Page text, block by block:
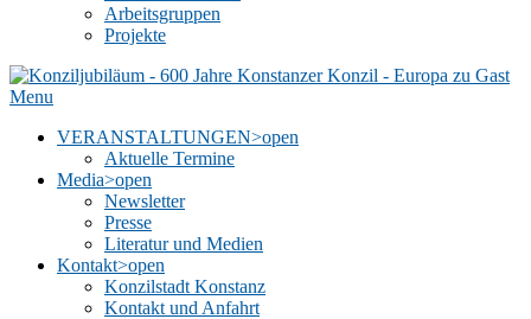
Arbeitsgruppen
Projekte
Menu
VERANSTALTUNGEN>open
Aktuelle Termine
Media>open
Newsletter
Presse
Literatur und Medien
Kontakt>open
Konzilstadt Konstanz
Kontakt und Anfahrt